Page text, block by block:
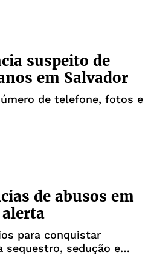
suspeito de
em Salvador
de telefone, fotos e
de abusos em
para conquistar
sequestro, sedução e